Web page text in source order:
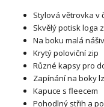
Stylová větrovka v
Skvělý potisk loga
Na boku malá
Krytý poloviční zip
Různé kapsy pro
Zapínání na boky
Kapuce s fleecem
Pohodlný střih a